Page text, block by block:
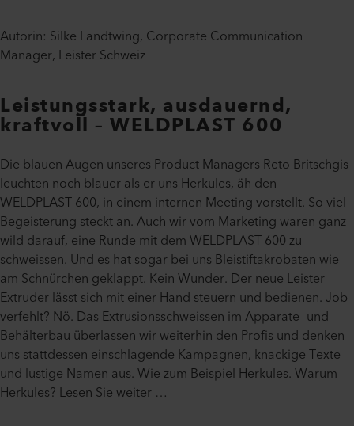
Autorin: Silke Landtwing, Corporate Communication
Manager, Leister Schweiz
Leistungsstark, ausdauernd,
kraftvoll – WELDPLAST 600
Die blauen Augen unseres Product Managers Reto Britschgis
leuchten noch blauer als er uns Herkules, äh den
WELDPLAST 600, in einem internen Meeting vorstellt. So viel
Begeisterung steckt an. Auch wir vom Marketing waren ganz
wild darauf, eine Runde mit dem WELDPLAST 600 zu
schweissen. Und es hat sogar bei uns Bleistiftakrobaten wie
am Schnürchen geklappt. Kein Wunder. Der neue Leister-
Extruder lässt sich mit einer Hand steuern und bedienen. Job
verfehlt? Nö. Das Extrusionsschweissen im Apparate- und
Behälterbau überlassen wir weiterhin den Profis und denken
uns stattdessen einschlagende Kampagnen, knackige Texte
und lustige Namen aus. Wie zum Beispiel Herkules. Warum
Herkules? Lesen Sie weiter …